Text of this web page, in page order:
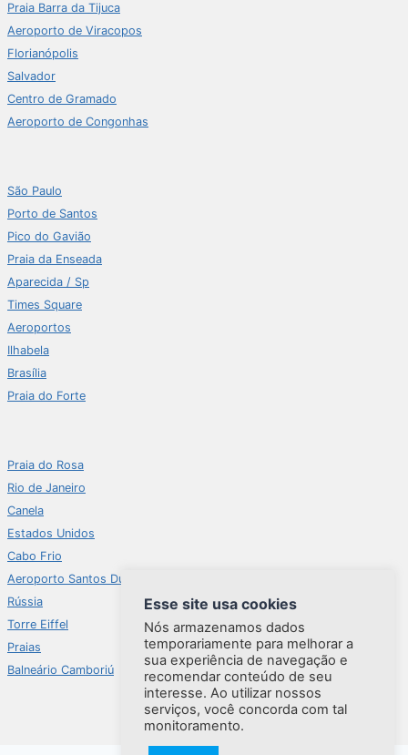
Praia Barra da Tijuca
Aeroporto de Viracopos
Florianópolis
Salvador
Centro de Gramado
Aeroporto de Congonhas
São Paulo
Porto de Santos
Pico do Gavião
Praia da Enseada
Aparecida / Sp
Times Square
Aeroportos
Ilhabela
Brasília
Praia do Forte
Praia do Rosa
Rio de Janeiro
Canela
Estados Unidos
Cabo Frio
Aeroporto Santos Dumont
Rússia
Torre Eiffel
Praias
Balneário Camboriú
Esse site usa cookies
Nós armazenamos dados
temporariamente para melhorar a
sua experiência de navegação e
recomendar conteúdo de seu
interesse. Ao utilizar nossos
serviços, você concorda com tal
monitoramento.